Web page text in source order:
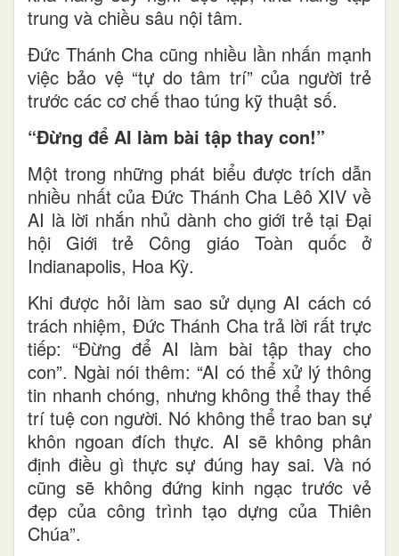
trung và chiều sâu nội tâm.
Đức Thánh Cha cũng nhiều lần nhấn mạnh
việc bảo vệ “tự do tâm trí” của người trẻ
trước các cơ chế thao túng kỹ thuật số.
“Đừng để AI làm bài tập thay con!”
Một trong những phát biểu được trích dẫn
nhiều nhất của Đức Thánh Cha Lêô XIV về
AI là lời nhắn nhủ dành cho giới trẻ tại Đại
hội Giới trẻ Công giáo Toàn quốc ở
Indianapolis, Hoa Kỳ.
Khi được hỏi làm sao sử dụng AI cách có
trách nhiệm, Đức Thánh Cha trả lời rất trực
tiếp: “Đừng để AI làm bài tập thay cho
con”. Ngài nói thêm: “AI có thể xử lý thông
tin nhanh chóng, nhưng không thể thay thế
trí tuệ con người. Nó không thể trao ban sự
khôn ngoan đích thực. AI sẽ không phân
định điều gì thực sự đúng hay sai. Và nó
cũng sẽ không đứng kinh ngạc trước vẻ
đẹp của công trình tạo dựng của Thiên
Chúa”.